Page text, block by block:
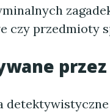
czy przedmioty